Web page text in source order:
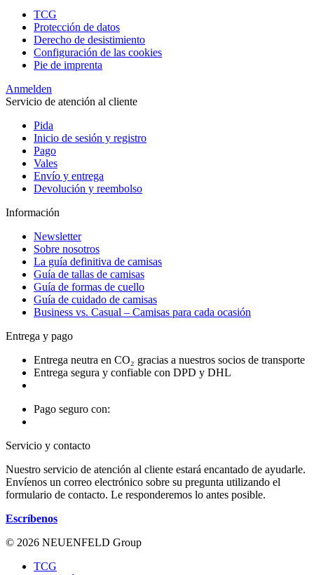
TCG
Protección de datos
Derecho de desistimiento
Configuración de las cookies
Pie de imprenta
Anmelden
Servicio de atención al cliente
Pida
Inicio de sesión y registro
Pago
Vales
Envío y entrega
Devolución y reembolso
Información
Newsletter
Sobre nosotros
La guía definitiva de camisas
Guía de tallas de camisas
Guía de formas de cuello
Guía de cuidado de camisas
Business vs. Casual – Camisas para cada ocasión
Entrega y pago
Entrega neutra en CO₂ gracias a nuestros socios de transporte
Entrega segura y confiable con DPD y DHL
Pago seguro con:
Servicio y contacto
Nuestro servicio de atención al cliente estará encantado de ayudarle.
Envíenos un correo electrónico sobre su pregunta utilizando el
formulario de contacto. Le responderemos lo antes posible.
Escríbenos
© 2026 NEUENFELD Group
TCG